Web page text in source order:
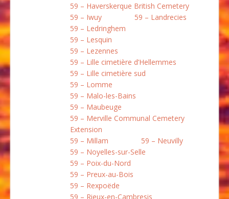
59 – Haverskerque British Cemetery
59 – Iwuy
59 – Landrecies
59 – Ledringhem
59 – Lesquin
59 – Lezennes
59 – Lille cimetière d’Hellemmes
59 – Lille cimetière sud
59 – Lomme
59 – Malo-les-Bains
59 – Maubeuge
59 – Merville Communal Cemetery
Extension
59 – Millam
59 – Neuvilly
59 – Noyelles-sur-Selle
59 – Poix-du-Nord
59 – Preux-au-Bois
59 – Rexpoëde
59 – Rieux-en-Cambresis